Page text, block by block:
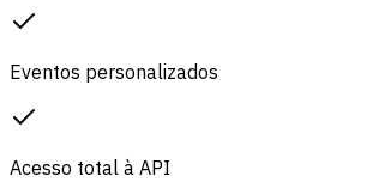
Eventos personalizados
Acesso total à API